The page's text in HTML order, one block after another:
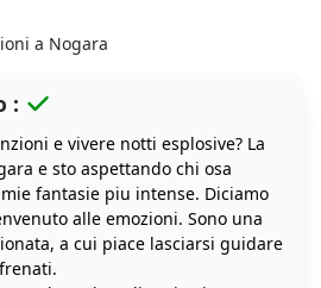
:
e vivere notti esplosive? La
e sto aspettando chi osa
fantasie piu intense. Diciamo
alle emozioni. Sono una
a cui piace lasciarsi guidare